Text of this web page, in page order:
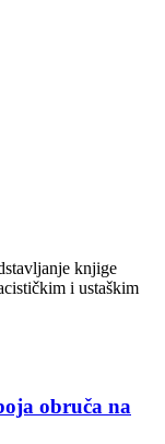
knjige
i ustaškim
obruča na